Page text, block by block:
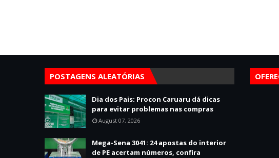
POSTAGENS ALEATÓRIAS
Dia dos Pais: Procon Caruaru dá dicas
para evitar problemas nas compras
August 07, 2026
Mega-Sena 3041: 24 apostas do interior
de PE acertam números, confira